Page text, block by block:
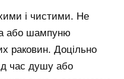
і чистими. Не
або шампуню
раковин. Доцільно
час душу або